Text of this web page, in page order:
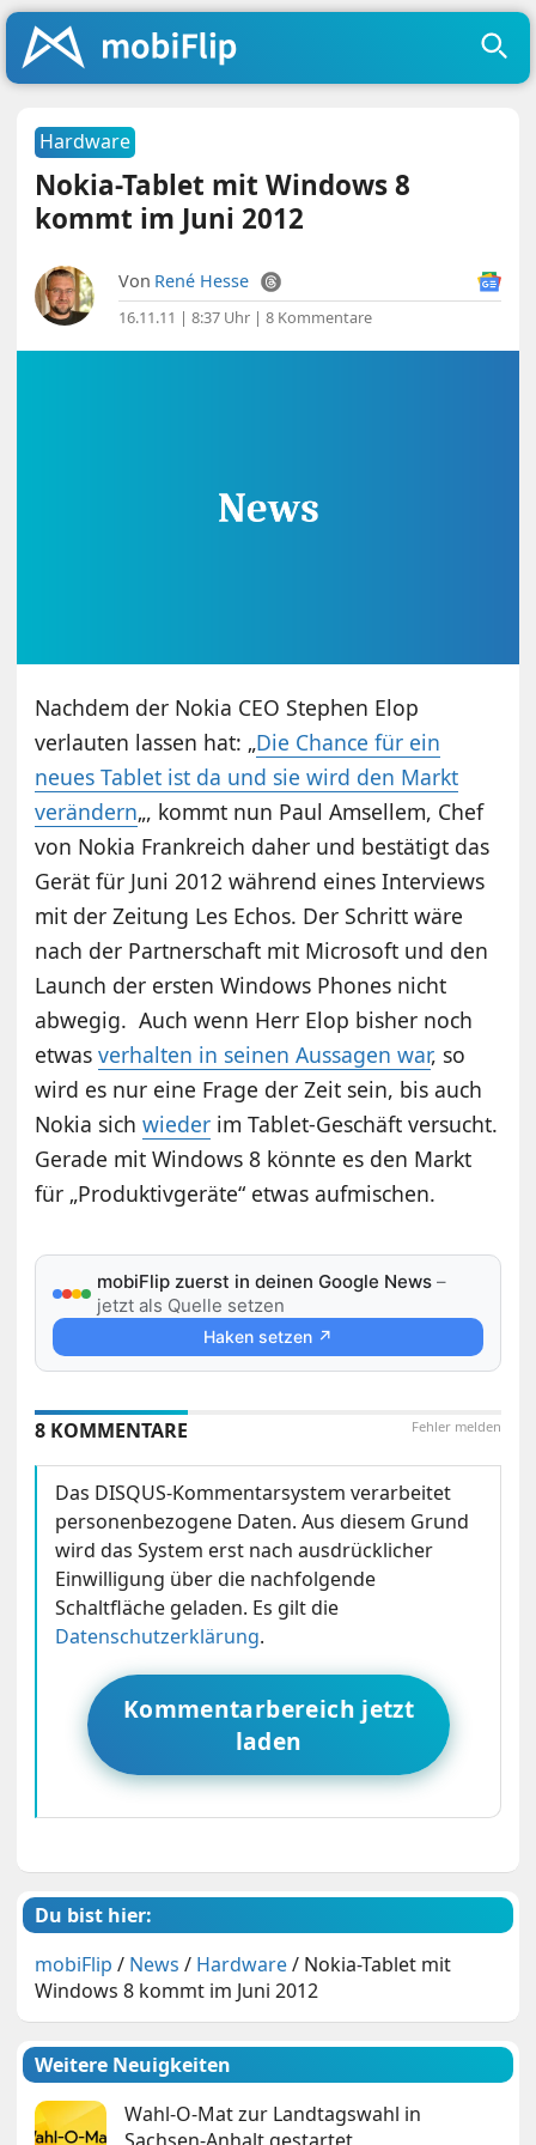
Hardware
Nokia-Tablet mit Windows 8
kommt im Juni 2012
Von René Hesse
16.11.11 | 8:37 Uhr |8 Kommentare
Nachdem der Nokia CEO Stephen Elop
verlauten lassen hat: „Die Chance für ein
neues Tablet ist da und sie wird den Markt
verändern„, kommt nun Paul Amsellem, Chef
von Nokia Frankreich daher und bestätigt das
Gerät für Juni 2012 während eines Interviews
mit der Zeitung Les Echos. Der Schritt wäre
nach der Partnerschaft mit Microsoft und den
Launch der ersten Windows Phones nicht
abwegig. Auch wenn Herr Elop bisher noch
etwasverhalten in seinen Aussagen war, so
wird es nur eine Frage der Zeit sein, bis auch
Nokia sichwieder im Tablet-Geschäft versucht.
Gerade mit Windows 8 könnte es den Markt
für „Produktivgeräte“ etwas aufmischen.
mobiFlip zuerst in deinen Google News –
jetzt als Quelle setzen
Haken setzen ↗
Fehler melden
8 KOMMENTARE
Das DISQUS-Kommentarsystem verarbeitet
personenbezogene Daten. Aus diesem Grund
wird das System erst nach ausdrücklicher
Einwilligung über die nachfolgende
Schaltfläche geladen. Es gilt die
Datenschutzerklärung.
Kommentarbereich jetzt
laden
Du bist hier:
mobiFlip / News / Hardware/ Nokia-Tablet mit
Windows 8 kommt im Juni 2012
Weitere Neuigkeiten
Wahl-O-Mat zur Landtagswahl in